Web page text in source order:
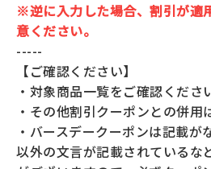
※逆に入力した場合、割引が適
意ください。
-----
【ご確認ください】
・対象商品一覧をご確認くださ
・その他割引クーポンとの併用
・バースデークーポンは記載が
以外の文言が記載されているな